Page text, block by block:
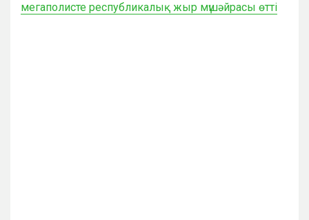
мегаполисте республикалық жыр мүшәйрасы өтті